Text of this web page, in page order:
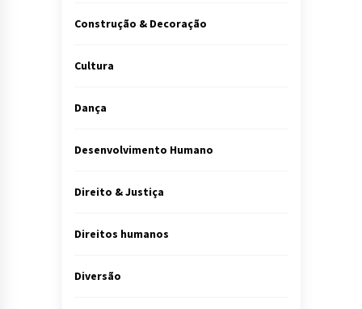
Construção & Decoração
Cultura
Dança
Desenvolvimento Humano
Direito & Justiça
Direitos humanos
Diversão